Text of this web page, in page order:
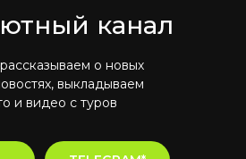
канал
о новых
выкладываем
и видео с туров